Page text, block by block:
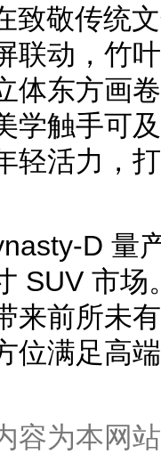
致敬传统
联动，竹
体东方画
学触手可
轻活力，
D 量
SUV 市
来前所未
位满足高
容为本网